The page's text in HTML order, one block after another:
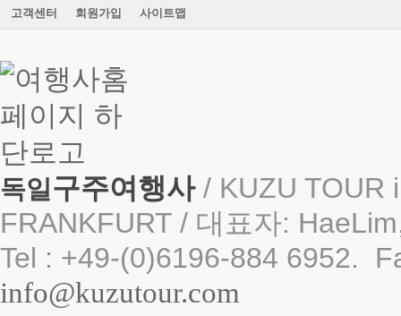
고객센터
회원가입 사이트맵
독일 구주여행사/ KUZU TOUR
FRANKFURT / 대표자:
Tel : +49-(0)6196-884 6952.
info@kuzutour.com